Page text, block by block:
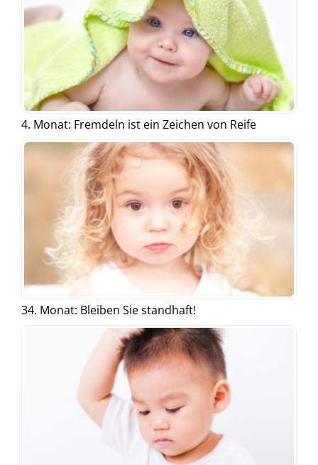
4. Monat: Fremdeln ist ein Zeichen von Reife
34. Monat: Bleiben Sie standhaft!